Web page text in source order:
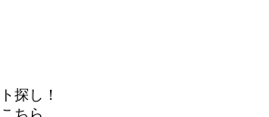
探し！
ちら